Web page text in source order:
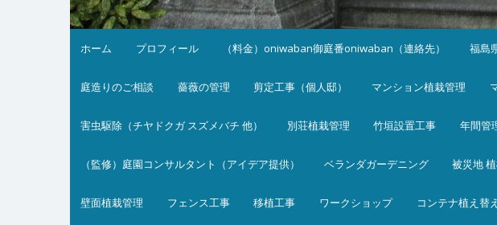
ホーム プロフィール （料金）oniwaban御庭番oniwaban（連絡先） 福島
庭造りのご相談 薔薇の管理 剪定工事（個人邸） マンション植栽管理
害虫駆除（チヤドクガ スズメバチ 他） 別荘植栽管理 竹垣設置工事 年間管
（監修）庭園コンサルタント（アイデア提供） ベランダガーデニング 被災地
壁面植栽管理 フェンス工事 移植工事 ワークショップ コンテナ植え替え